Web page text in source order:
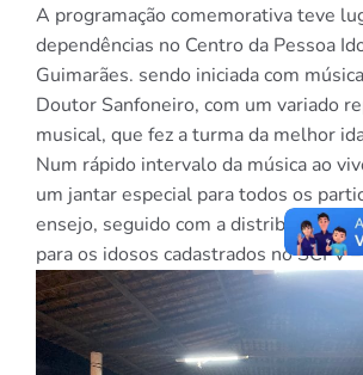
A programação comemorativa teve
dependências no Centro da Pessoa
Guimarães. sendo iniciada com
Doutor Sanfoneiro, com um variado
musical, que fez a turma da melhor
Num rápido intervalo da música ao
um jantar especial para todos os
ensejo, seguido com a distribuição
para os idosos cadastrados no SCFV